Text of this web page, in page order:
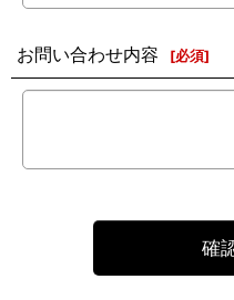
お問い合わせ内容 [必須]
確